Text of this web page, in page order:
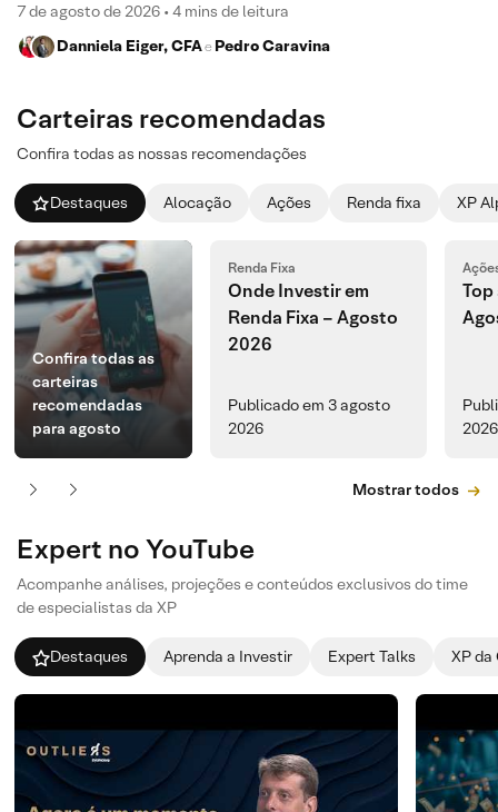
7 de agosto de 2026 • 4 mins de leitura
Danniela Eiger, CFAe Pedro Caravina
Carteiras recomendadas
Confira todas as nossas recomendações
Destaques Alocação Ações Renda fixa XP
Confira todas as
carteiras
recomendadas
para agosto
Renda Fixa
Onde Investir em
Renda Fixa – Agosto
2026
Publicado em 3 agosto
2026
Top
2026
Mostrar todos
Expert no YouTube
Acompanhe análises, projeções e conteúdos exclusivos do time
de especialistas da XP
Destaques Aprenda a Investir Expert Talks XP